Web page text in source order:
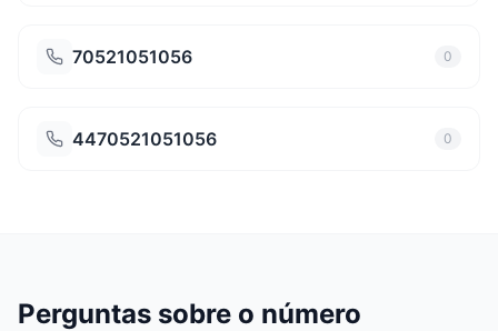
70521051056 0
4470521051056 0
Perguntas sobre o número